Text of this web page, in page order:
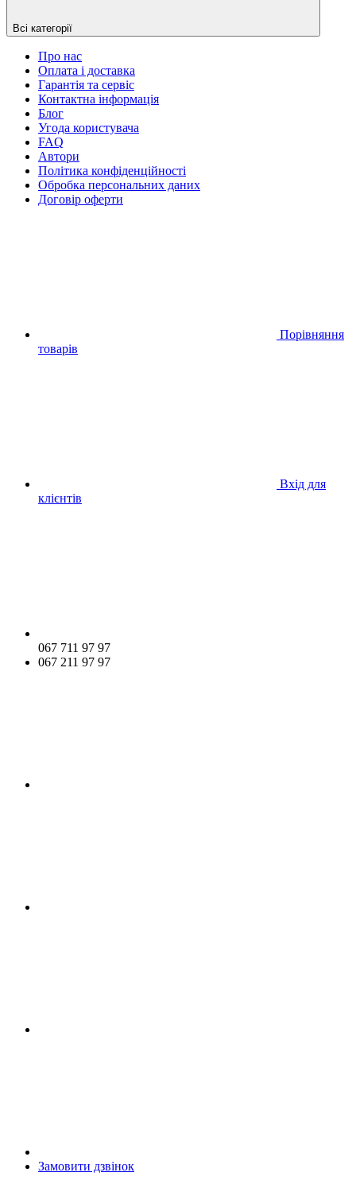
Всі категорії
Про нас
Оплата і доставка
Гарантія та сервіс
Контактна інформація
Блог
Угода користувача
FAQ
Автори
Політика конфіденційності
Обробка персональних даних
Договір оферти
Порівняння
товарів
Вхід для
клієнтів
067 711 97 97
067 211 97 97
Замовити дзвінок